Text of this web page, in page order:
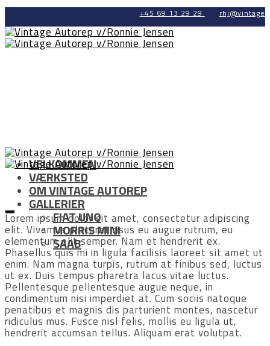
+45 69 13 29 29
VELKOMMEN
VÆRKSTED
OM VINTAGE AUTOREP
GALLERIER
FIAT UNO
MORRIS MINI
SAAB
Lorem ipsum dolor sit amet, consectetur adipiscing
elit. Vivamus placerat risus eu augue rutrum, eu
elementum elit semper. Nam et hendrerit ex.
Phasellus quis mi in ligula facilisis laoreet sit amet ut
enim. Nam magna turpis, rutrum at finibus sed, luctus
ut ex. Duis tempus pharetra lacus vitae luctus.
Pellentesque pellentesque augue neque, in
condimentum nisi imperdiet at. Cum sociis natoque
penatibus et magnis dis parturient montes, nascetur
ridiculus mus. Fusce nisl felis, mollis eu ligula ut,
hendrerit accumsan tellus. Aliquam erat volutpat.